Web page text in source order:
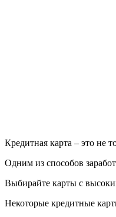
Кредитная карта – это не
Одним из способов
Выбирайте карты с
Некоторые кредитные